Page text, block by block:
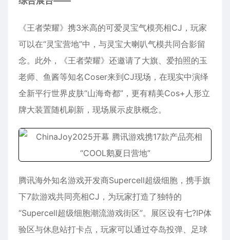
《王者荣耀》携3米高的可爱灵宝气模亮相CJ，玩家
可以在“灵宝营地”中，与灵宝大喇叭气模共同合影留
念。此外，《王者荣耀》还邀请了大旗、爱拍照的玉
老师、鱼酱等知名Coser来到CJ现场，在现实中演绎
全新平行世界皮肤“山海奇都”，更有精美Cos+人形立
牌大装置随机刷新，现场展示皮肤概念。
腾讯海外知名游戏开发商Supercell超级细胞，携手旗
下7款游戏共同亮相CJ，为玩家打造了独特的
“Supercell超级细胞潮流游戏街区”。展区设有七?IP体
验区与休息站打卡点，玩家可以通过夺岛投弹、足球